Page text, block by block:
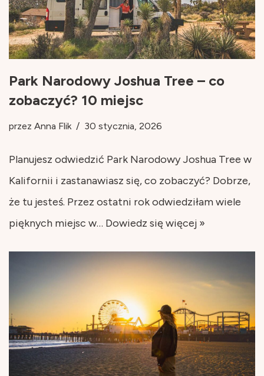
Park Narodowy Joshua Tree – co
zobaczyć? 10 miejsc
przez Anna Flik 30 stycznia, 2026
Planujesz odwiedzić Park Narodowy Joshua Tree w
Kalifornii i zastanawiasz się, co zobaczyć? Dobrze,
że tu jesteś. Przez ostatni rok odwiedziłam wiele
pięknych miejsc w… Dowiedz się więcej »